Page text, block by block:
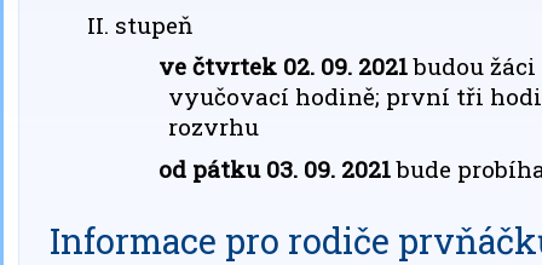
II. stupeň
ve čtvrtek 02. 09. 2021budou
vyučovací hodině; první tři
rozvrhu
od pátku 03. 09. 2021bude
Informace pro rodiče